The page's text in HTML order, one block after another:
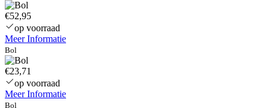
€52,95
op voorraad
Meer Informatie
Bol
€23,71
op voorraad
Meer Informatie
Bol